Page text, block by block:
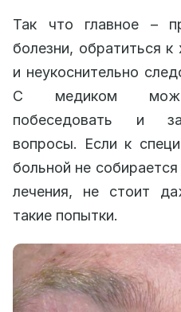
Так что главное –
болезни, обратиться
и неукоснительно
С медиком
побеседовать и
вопросы. Если к
больной не
лечения, не стоит
такие попытки.